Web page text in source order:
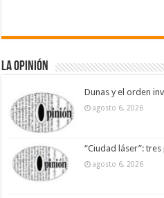
La Opinión
Dunas y el orden
agosto 6, 2026
“Ciudad láser”:
agosto 6, 2026